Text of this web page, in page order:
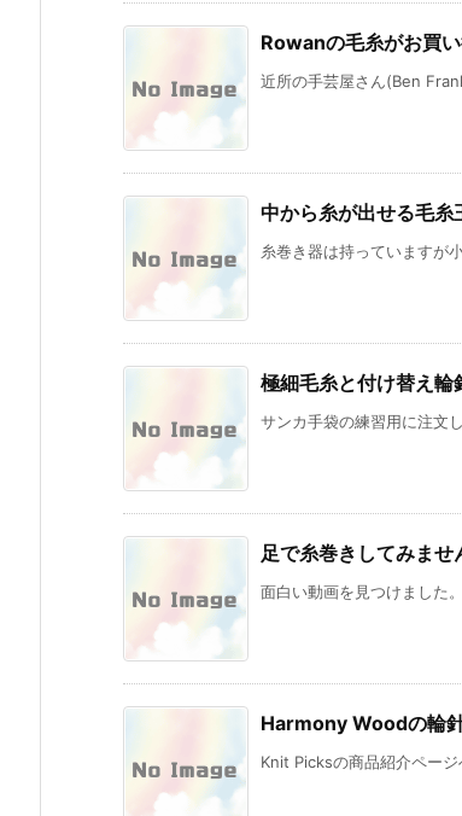
Rowanの毛糸がお買い
近所の手芸屋さん(Ben
中から糸が出せる毛糸
糸巻き器は持っていますが
極細毛糸と付け替え輪
サンカ手袋の練習用に注文
足で糸巻きしてみませ
面白い動画を見つけました
Harmony Woodの輪
Knit Picksの商品紹介ペー